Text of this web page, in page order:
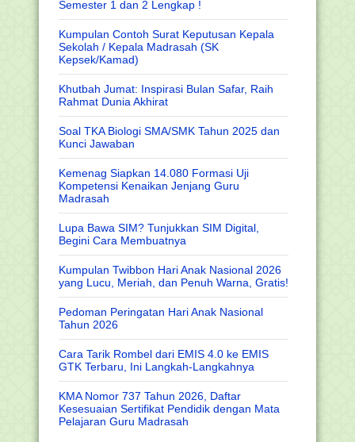
Semester 1 dan 2 Lengkap !
Kumpulan Contoh Surat Keputusan Kepala
Sekolah / Kepala Madrasah (SK
Kepsek/Kamad)
Khutbah Jumat: Inspirasi Bulan Safar, Raih
Rahmat Dunia Akhirat
Soal TKA Biologi SMA/SMK Tahun 2025 dan
Kunci Jawaban
Kemenag Siapkan 14.080 Formasi Uji
Kompetensi Kenaikan Jenjang Guru
Madrasah
Lupa Bawa SIM? Tunjukkan SIM Digital,
Begini Cara Membuatnya
Kumpulan Twibbon Hari Anak Nasional 2026
yang Lucu, Meriah, dan Penuh Warna, Gratis!
Pedoman Peringatan Hari Anak Nasional
Tahun 2026
Cara Tarik Rombel dari EMIS 4.0 ke EMIS
GTK Terbaru, Ini Langkah-Langkahnya
KMA Nomor 737 Tahun 2026, Daftar
Kesesuaian Sertifikat Pendidik dengan Mata
Pelajaran Guru Madrasah